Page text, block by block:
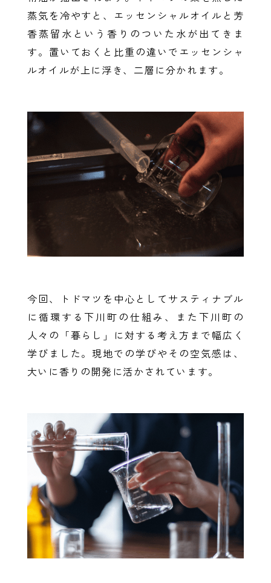
蒸気を冷やすと、エッセンシャルオイルと芳
香蒸留水という香りのついた水が出てきま
す。置いておくと比重の違いでエッセンシャ
ルオイルが上に浮き、二層に分かれます。
今回、トドマツを中心としてサスティナブル
に循環する下川町の仕組み、また下川町の
人々の「暮らし」に対する考え方まで幅広く
学びました。現地での学びやその空気感は、
大いに香りの開発に活かされています。